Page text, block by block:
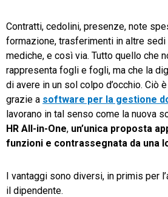
Contratti, cedolini, presenze, note
formazione, trasferimenti in altre
mediche, e così via. Tutto quello che
rappresenta fogli e fogli, ma che la
di avere in un sol colpo d’occhio. Ciò
grazie a software per la gestione
lavorano in tal senso come la nuova
HR All-in-One, un’unica proposta
funzioni e contrassegnata da una
I vantaggi sono diversi, in primis per
il dipendente.